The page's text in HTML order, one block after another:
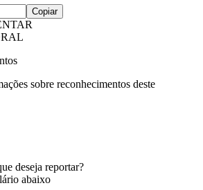
Copiar
sobre reconhecimentos deste
deseja reportar?
abaixo